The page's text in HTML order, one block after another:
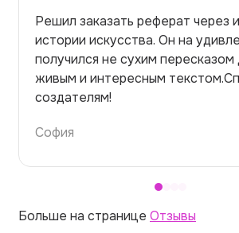
Заказывала реферат с помощью
на медицинскую тему. Ожидала
но справилась. Термины
правильно. Для быстрого
темой — идеально.
Алина
Больше на странице Отзывы